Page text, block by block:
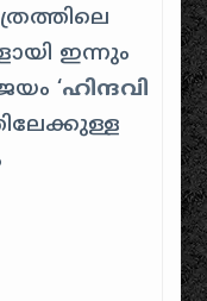
ഇന്നും
‘ഹിന്ദവി